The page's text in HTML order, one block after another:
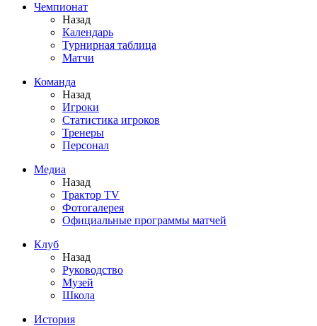
Чемпионат
Назад
Календарь
Турнирная таблица
Матчи
Команда
Назад
Игроки
Статистика игроков
Тренеры
Персонал
Медиа
Назад
Трактор TV
Фотогалерея
Официальные программы матчей
Клуб
Назад
Руководство
Музей
Школа
История